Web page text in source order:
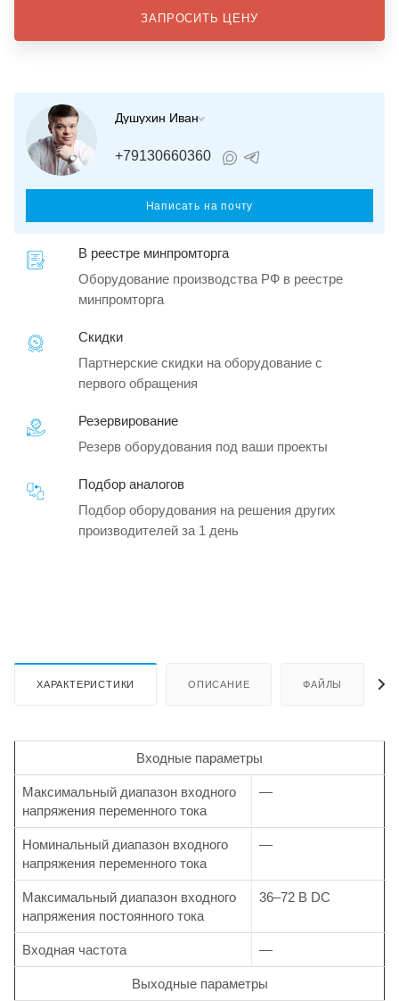
ЗАПРОСИТЬ ЦЕНУ
Душухин Иван
+79130660360
Написать на почту
В реестре минпромторга
Оборудование производства РФ в реестре
минпромторга
Скидки
Партнерские скидки на оборудование с
первого обращения
Резервирование
Резерв оборудования под ваши проекты
Подбор аналогов
Подбор оборудования на решения других
производителей за 1 день
ХАРАКТЕРИСТИКИ ОПИСАНИЕ ФАЙЛЫ
Входные параметры
Максимальный диапазон входного
напряжения переменного тока
—
Номинальный диапазон входного
напряжения переменного тока
—
Максимальный диапазон входного
напряжения постоянного тока
36–72 В DC
Входная частота —
Выходные параметры